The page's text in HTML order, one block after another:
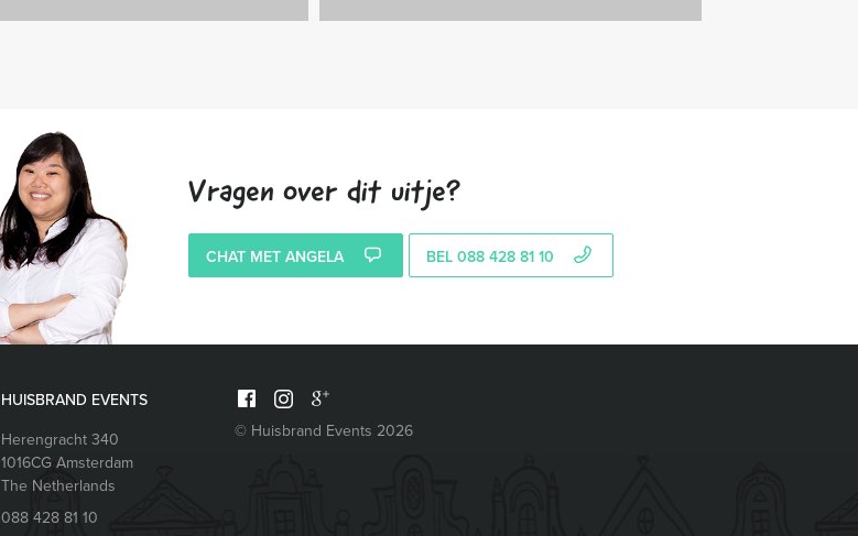
Vragen over dit uitje?
CHAT MET ANGELA BEL 088 428 81 10
HUISBRAND EVENTS
Herengracht 340
1016CGAmsterdam
The Netherlands
088 428 81 10
© Huisbrand Events 2026